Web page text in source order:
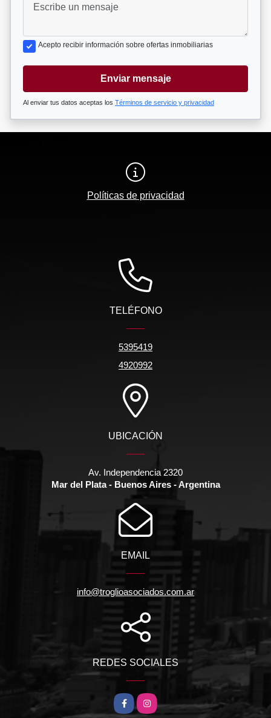
Acepto recibir información sobre ofertas inmobiliarias
Enviar mensaje
Al enviar tus datos aceptas los Términos de servicio y privacidad
Políticas de privacidad
TELÉFONO
5395419
4920992
UBICACIÓN
Av. Independencia 2320
Mar del Plata - Buenos Aires - Argentina
EMAIL
info@troglioasociados.com.ar
REDES SOCIALES
Facebook
Instagram